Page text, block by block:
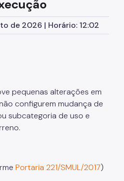
de 2026 | Horário: 12:02
pequenas alterações em
configurem mudança de
subcategoria de uso e
Portaria 221/SMUL/2017)